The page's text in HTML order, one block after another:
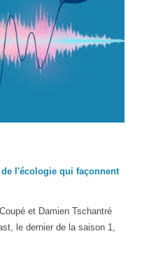
l'écologie qui façonnent
et Damien Tschantré
le dernier de la saison 1,